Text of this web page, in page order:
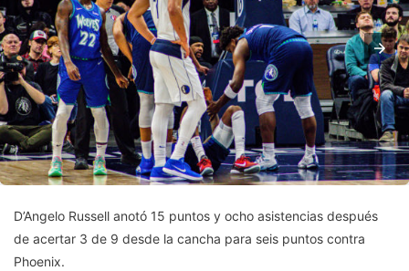
D’Angelo Russell anotó 15 puntos y ocho asistencias después
de acertar 3 de 9 desde la cancha para seis puntos contra
Phoenix.